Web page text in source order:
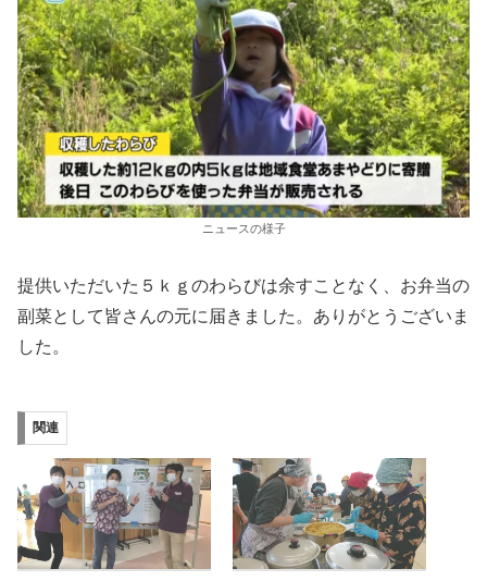
ニュースの様子
提供いただいた５ｋｇのわらびは余すことなく、お弁当の
副菜として皆さんの元に届きました。ありがとうございま
した。
関連